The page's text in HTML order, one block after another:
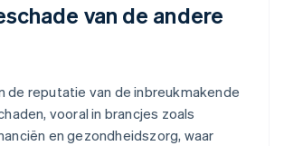
van de andere
de reputatie van de inbreukmakende
vooral in brancjes zoals
en gezondheidszorg, waar